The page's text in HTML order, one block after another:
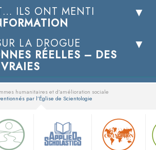
ILS ONT MENTI
LA DROGUE
RÉELLES – DES
humanitaires et d’amélioration sociale
par l’Église de Scientologie